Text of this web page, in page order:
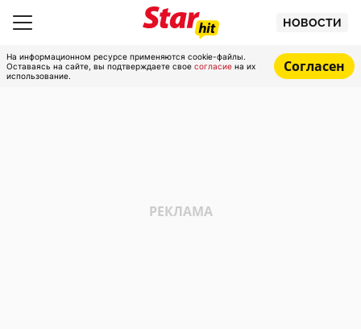
НОВОСТИ
На информационном ресурсе применяются cookie-файлы.
Оставаясь на сайте, вы подтверждаете свое согласие на их
использование.
Согласен